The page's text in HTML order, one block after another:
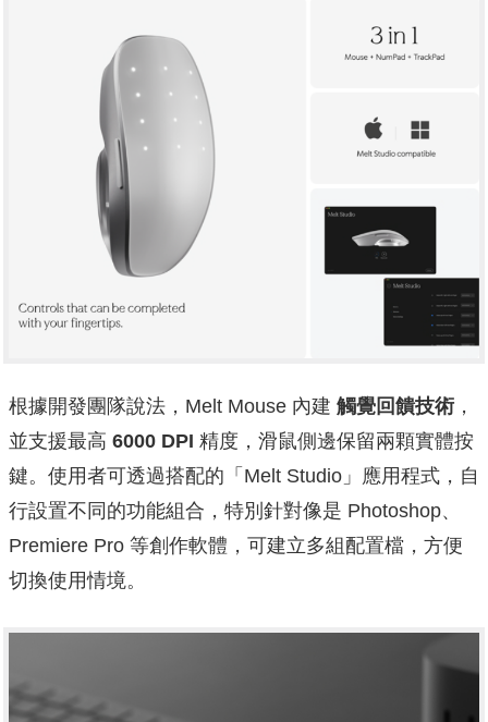
根據開發團隊說法，Melt Mouse 內建 觸覺回饋技術 ，
並支援最高 6000 DPI 精度，滑鼠側邊保留兩顆實體按
鍵。使用者可透過搭配的「Melt Studio」應用程式，自
行設置不同的功能組合，特別針對像是 Photoshop、
Premiere Pro 等創作軟體，可建立多組配置檔，方便
切換使用情境。